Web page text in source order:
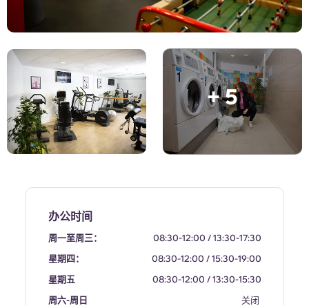
Chinese
Español
Català
Deutsch
Portuguese
+ 5
办公时间
周一至周三：
08:30-12:00 / 13:30-17:30
星期四：
08:30-12:00 / 15:30-19:00
星期五
08:30-12:00 / 13:30-15:30
周六-周日
关闭